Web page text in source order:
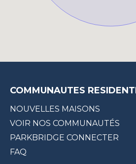
COMMUNAUTES
NOUVELLES MAISONS
VOIR NOS COMMUNAUTÉS
PARKBRIDGE CONNECTER
FAQ